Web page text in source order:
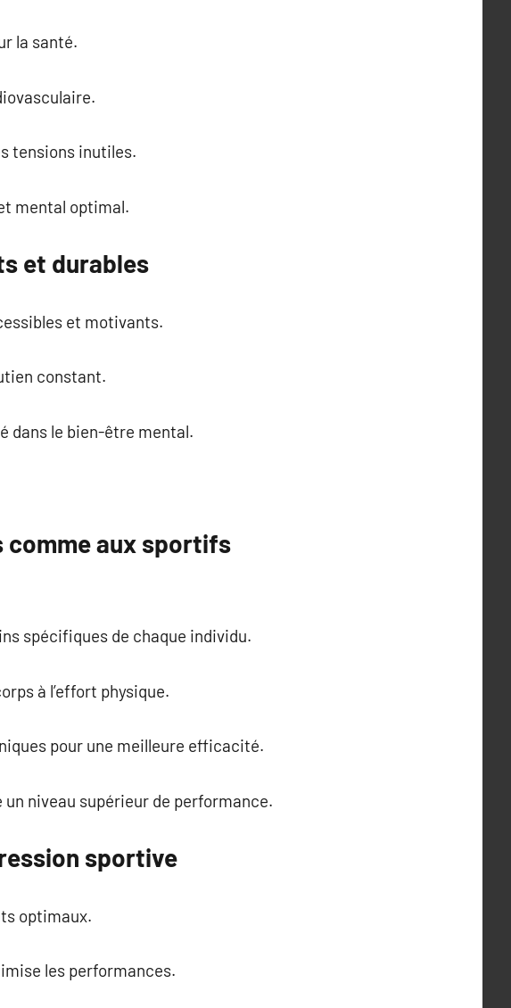
la santé.
tensions inutiles.
mental optimal.
et durables
et motivants.
constant.
dans le bien-être mental.
comme aux sportifs
spécifiques de chaque individu.
à l’effort physique.
pour une meilleure efficacité.
niveau supérieur de performance.
sportive
optimaux.
les performances.